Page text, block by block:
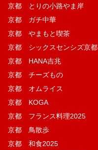
京都 とりの小路やま岸
京都 ガチ中華
京都 やまもと喫茶
京都 シックスセンシズ京都
京都 HANA吉兆
京都 チーズもの
京都 オムライス
京都 KOGA
京都 フランス料理2025
京都 鳥散歩
京都 和食2025